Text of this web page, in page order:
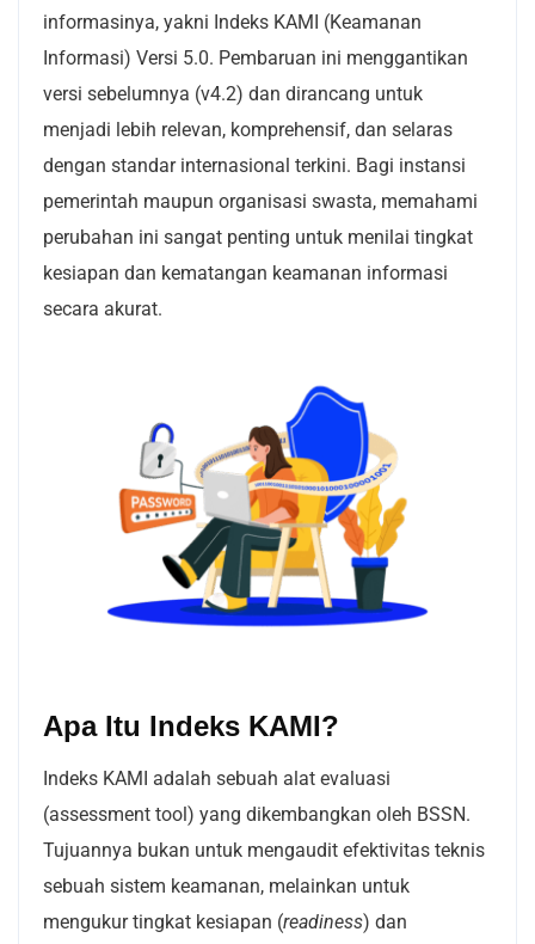
informasinya, yakni Indeks KAMI (Keamanan
Informasi) Versi 5.0. Pembaruan ini menggantikan
versi sebelumnya (v4.2) dan dirancang untuk
menjadi lebih relevan, komprehensif, dan selaras
dengan standar internasional terkini. Bagi instansi
pemerintah maupun organisasi swasta, memahami
perubahan ini sangat penting untuk menilai tingkat
kesiapan dan kematangan keamanan informasi
secara akurat.
Apa Itu Indeks KAMI?
Indeks KAMI adalah sebuah alat evaluasi
(assessment tool) yang dikembangkan oleh BSSN.
Tujuannya bukan untuk mengaudit efektivitas teknis
sebuah sistem keamanan, melainkan untuk
mengukur tingkat kesiapan (readiness) dan